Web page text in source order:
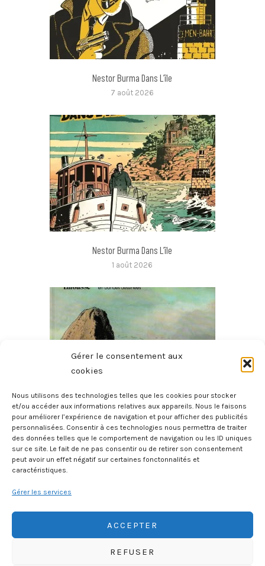
Gérer le consentement aux
cookies
Nous utilisons des technologies telles que les cookies pour stocker
et/ou accéder aux informations relatives aux appareils. Nous le faisons
pour améliorer l’expérience de navigation et pour afficher des publicités
personnalisées. Consentir à ces technologies nous permettra de traiter
des données telles que le comportement de navigation ou les ID uniques
sur ce site. Le fait de ne pas consentir ou de retirer son consentement
peut avoir un effet négatif sur certaines fonctonnalités et
caractéristiques.
Gérer les services
ACCEPTER
REFUSER
Nestor Burma Dans L’île
7 août 2026
Nestor Burma Dans L’île
1 août 2026
Histoire Des Provinces De France – La Bretagne
27 juillet 2026